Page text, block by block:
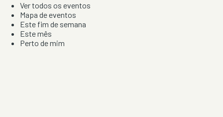
Ver todos os eventos
Mapa de eventos
Este fim de semana
Este mês
Perto de mim